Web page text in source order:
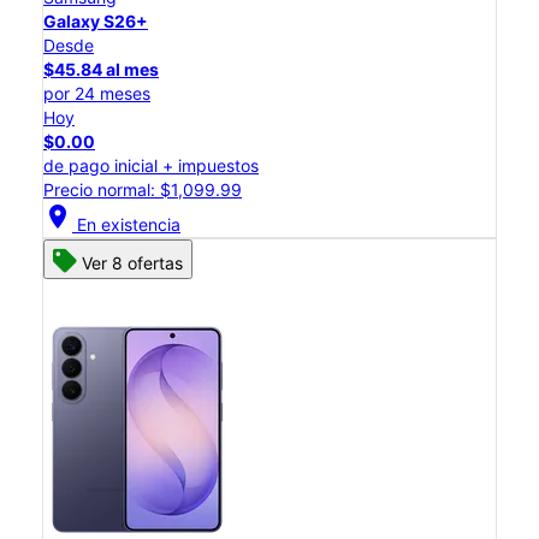
Galaxy S26+
Desde
$45.84 al mes
por 24 meses
Hoy
$0.00
de pago inicial + impuestos
Precio normal: $1,099.99
location_on En existencia
Ver 8 ofertas